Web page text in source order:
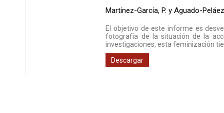
Martínez-García, P. y Aguado-
El objetivo de este informe es
fotografía de la situación de la
investigaciones, esta feminización
Descargar